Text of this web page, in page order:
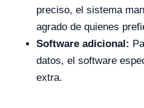
preciso, el sistema
agrado de quienes
Software adicional:
datos, el software
extra.